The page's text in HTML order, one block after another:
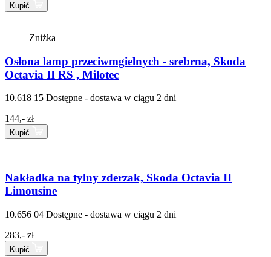
Kupić
Zniżka
Osłona lamp przeciwmgielnych - srebrna, Skoda
Octavia II RS , Milotec
10.618 15 Dostępne - dostawa w ciągu 2 dni
144,- zł
Kupić
Nakładka na tylny zderzak, Skoda Octavia II
Limousine
10.656 04 Dostępne - dostawa w ciągu 2 dni
283,- zł
Kupić